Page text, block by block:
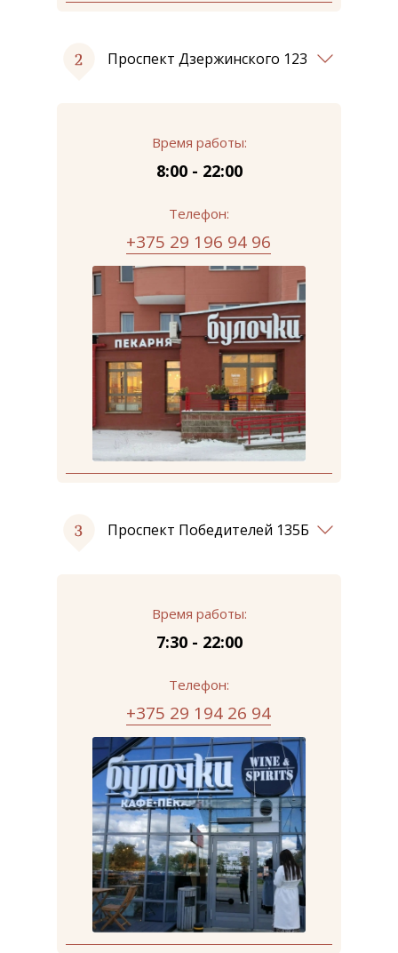
Проспект Дзержинского 123
8:00 - 22:00
Время работы:
+375 29 196 94 96
Телефон:
Проспект Победителей 135Б
7:30 - 22:00
Время работы:
+375 29 194 26 94
Телефон: